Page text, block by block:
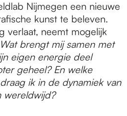
Nijmegen een nieuwe
kunst te beleven.
verlaat, neemt mogelijk
Wat brengt mij samen met
eigen energie deel
geheel? En welke
ik in de dynamiek van
wereldwijd?